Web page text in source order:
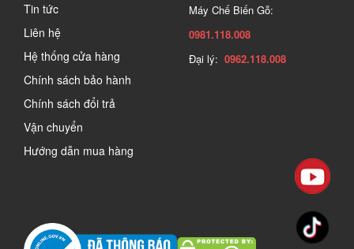
Tin tức
Liên hệ
Hệ thống cửa hàng
Chính sách bảo hành
Chính sách đổi trả
Vận chuyển
Hướng dẫn mua hàng
Máy Chế Biến Gỗ:
0981.118.008
Đại lý: 0962.118.008